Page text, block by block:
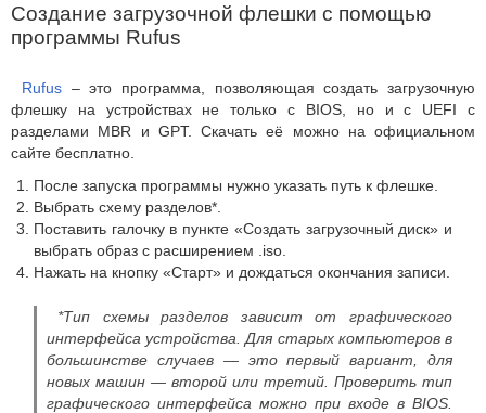
Создание загрузочной флешки с помощью
программы Rufus
Rufus – это программа, позволяющая создать загрузочную
флешку на устройствах не только с BIOS, но и с UEFI с
разделами MBR и GPT. Скачать её можно на официальном
сайте бесплатно.
После запуска программы нужно указать путь к флешке.
Выбрать схему разделов*.
Поставить галочку в пункте «Создать загрузочный диск» и
выбрать образ с расширением .iso.
Нажать на кнопку «Старт» и дождаться окончания записи.
*Тип схемы разделов зависит от графического
интерфейса устройства. Для старых компьютеров в
большинстве случаев — это первый вариант, для
новых машин — второй или третий. Проверить тип
графического интерфейса можно при входе в BIOS.